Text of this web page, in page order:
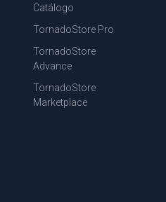
Catálogo
TornadoStore Pro
TornadoStore
Advance
TornadoStore
Marketplace